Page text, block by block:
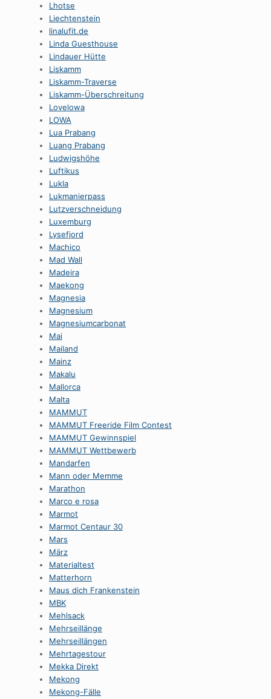
Lhotse
Liechtenstein
linalufit.de
Linda Guesthouse
Lindauer Hütte
Liskamm
Liskamm-Traverse
Liskamm-Überschreitung
Lovelowa
LOWA
Lua Prabang
Luang Prabang
Ludwigshöhe
Luftikus
Lukla
Lukmanierpass
Lutzverschneidung
Luxemburg
Lysefjord
Machico
Mad Wall
Madeira
Maekong
Magnesia
Magnesium
Magnesiumcarbonat
Mai
Mailand
Mainz
Makalu
Mallorca
Malta
MAMMUT
MAMMUT Freeride Film Contest
MAMMUT Gewinnspiel
MAMMUT Wettbewerb
Mandarfen
Mann oder Memme
Marathon
Marco e rosa
Marmot
Marmot Centaur 30
Mars
März
Materialtest
Matterhorn
Maus dich Frankenstein
MBK
Mehlsack
Mehrseillänge
Mehrseillängen
Mehrtagestour
Mekka Direkt
Mekong
Mekong-Fälle